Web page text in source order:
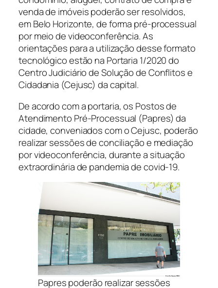
venda de imóveis poderão ser resolvidos,
em Belo Horizonte, de forma pré-processual
por meio de videoconferência. As
orientações para a utilização desse formato
tecnológico estão na Portaria 1/2020 do
Centro Judiciário de Solução de Conflitos e
Cidadania (Cejusc) da capital.
De acordo com a portaria, os Postos de
Atendimento Pré-Processual (Papres) da
cidade, conveniados com o Cejusc, poderão
realizar sessões de conciliação e mediação
por videoconferência, durante a situação
extraordinária de pandemia de covid-19.
Papres poderão realizar sessões